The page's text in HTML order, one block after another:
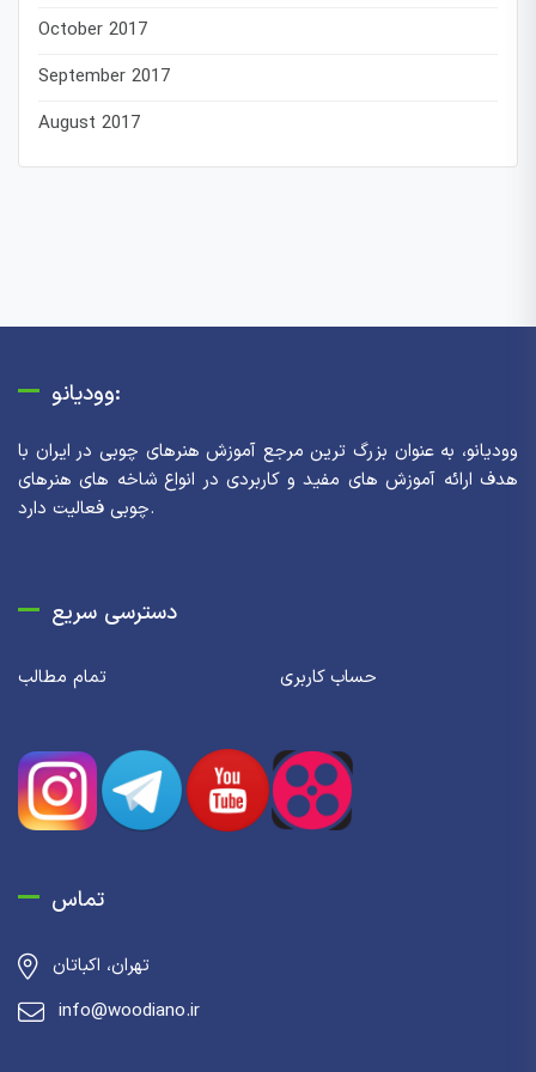
October 2017
September 2017
August 2017
وودیانو:
وودیانو، به عنوان بزرگ ترین مرجع آموزش هنرهای چوبی در ایران با
هدف ارائه آموزش های مفید و کاربردی در انواع شاخه های هنرهای
چوبی فعالیت دارد.
دسترسی سریع
تمام مطالب حساب کاربری
تماس
تهران، اکباتان
info@woodiano.ir